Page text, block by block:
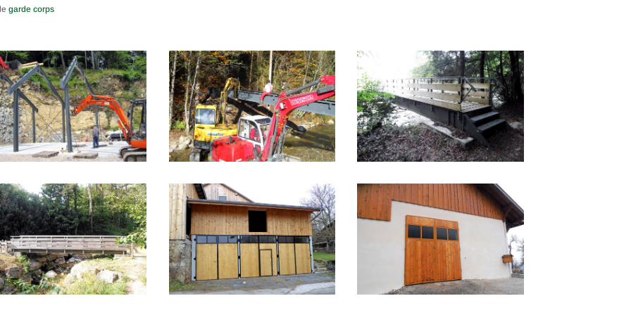
garde corps